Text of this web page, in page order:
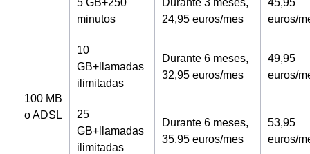
100 MB
o ADSL
5 GB+250
minutos
Durante 3 meses,
24,95 euros/mes
45,95
euros/
10
GB+llamadas
ilimitadas
Durante 6 meses,
32,95 euros/mes
49,95
euros/
25
GB+llamadas
ilimitadas
Durante 6 meses,
35,95 euros/mes
53,95
euros/